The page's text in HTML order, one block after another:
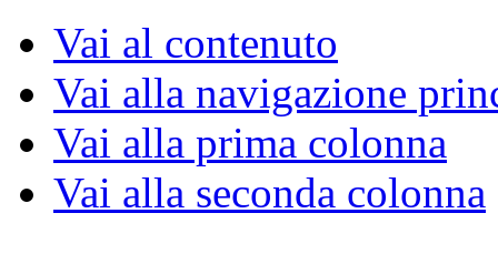
Vai al contenuto
Vai alla navigazione
Vai alla prima colonna
Vai alla seconda colonna